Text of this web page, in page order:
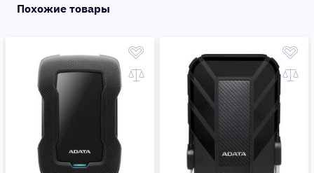
Похожие товары